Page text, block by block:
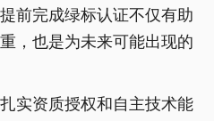
前完成绿标认证不仅有助
，也是为未来可能出现的
实资质授权和自主技术能